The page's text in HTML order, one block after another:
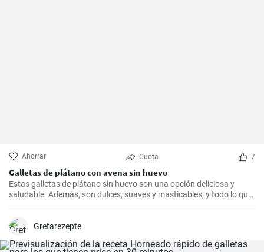
Ahorrar Cuota 7
Galletas de plátano con avena sin huevo
Estas galletas de plátano sin huevo son una opción deliciosa y
saludable. Además, son dulces, suaves y masticables, y todo lo que
necesitas es un plátano, avena y un toque de edulcorante.
Gretarezepte